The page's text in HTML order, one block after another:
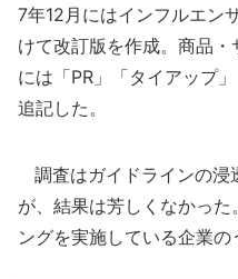
7年12月にはインフルエン
けて改訂版を作成。商品
には「PR」「タイアップ
追記した。
調査はガイドラインの浸
が、結果は芳しくなかっ
ングを実施している企業の